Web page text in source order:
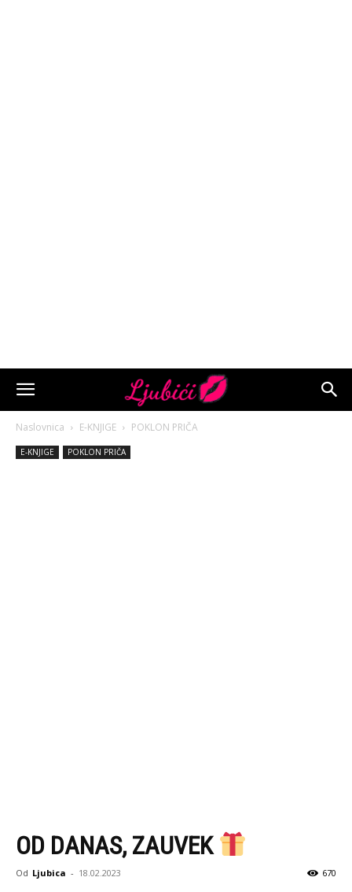
Naslovnica E-KNJIGE POKLON PRIČA
E-KNJIGE POKLON PRIČA
OD DANAS, ZAUVEK
Od Ljubica - 18.02.2023 670